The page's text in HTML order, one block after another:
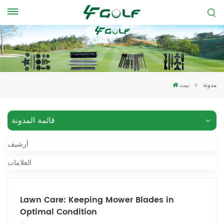
بيت مدونة
قائمة المدونة
أرشيف
العلامات
Lawn Care: Keeping Mower Blades in
Optimal Condition